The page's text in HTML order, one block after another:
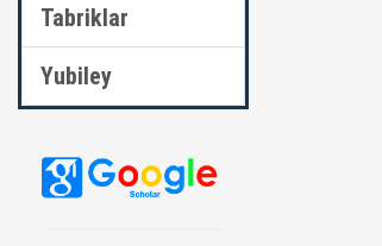
Tabriklar
Yubiley